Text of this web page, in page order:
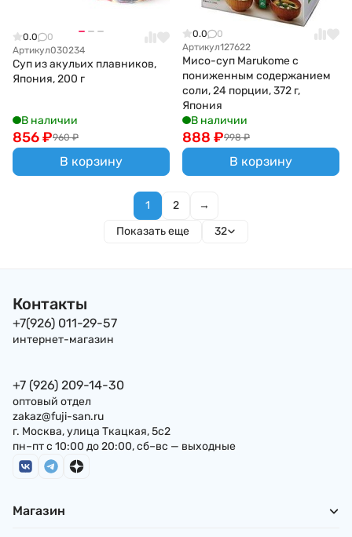
0.0
0
Артикул030234
Суп из акульих плавников,
Япония, 200 г
В наличии
960 ₽
856₽
В корзину
0.0
0
Артикул127622
Мисо-суп Marukome с
пониженным содержанием
соли, 24 порции, 372 г,
Япония
В наличии
998 ₽
888 ₽
В корзину
1 2
→
Показать еще
32
Контакты
+7(926) 011-29-57
интернет-магазин
+7 (926) 209-14-30
оптовый отдел
zakaz@fuji-san.ru
г. Москва, улица Ткацкая, 5с2
пн–пт с 10:00 до 20:00, сб–вс — выходные
Магазин